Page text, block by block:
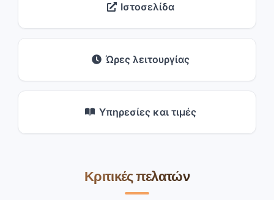
Ιστοσελίδα
Ώρες λειτουργίας
Υπηρεσίες και τιμές
Κριτικές πελατών